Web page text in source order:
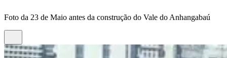
Foto da 23 de Maio antes da construção do Vale do Anhangabaú